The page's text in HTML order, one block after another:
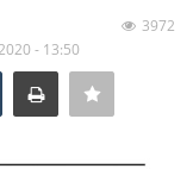
- 13:50
3972